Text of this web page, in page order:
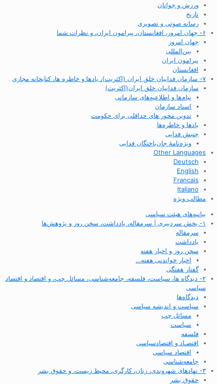
ورزش و جوانان
تاریخ
رسانه صوتی و تصویری
۶- جهان امروز، افغانستان، پیرامون ایران، و نظرات شما
جهان امروز
بین‌المللی
پیرامون ایران
افغانستان
۷- سازمان فداییان خلق ایران (اکثریت)، یادها و خاطره ها، کتابخانه مجازی
سازمان فداییان خلق ایران(اکثریت)
پیام‌ها و اطلاعیه‌های سازمانی
اسناد سازمان
تدوین محور های حداقلی برای حکومت
یادها و خاطره‌ها
جنبش فدایی
ویژه‌نامهٔ جان‌باختگان فدایی
Other Languages
Deutsch
English
Francais
Italiano
مطالب ویژه
بیانیه‌های هیئت سیاسی
۱- بخش سردبیری | سرمقاله، یادداشت، سخن روز و پژوهش‌ها
سرمقاله
یادداشت
سخن روز و اخبار هفته
اخبار خواندنی هفته…
گفتار هفتگی
۲- دیدگاه ها، سیاست، فلسفه، جامعه‌شناسی، مسائل چپ، و اقتصاد و اقتصاد
سیاسی
دیدگاه‌ها
سیاست و اندیشه سیاسی
مسائل چپ
سیاست
فلسفه
اقتصـاد و اقتصاد‌سیاسی
اقتصاد سیاسی
جامعه‌شناسی
۳- نهادهای شهروندی، زنان، کارگری، محیط زیست، و حقوق بشر
حقوق بشر